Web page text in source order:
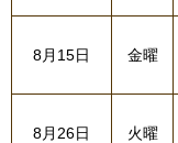
8月15日 金曜
8月26日 火曜